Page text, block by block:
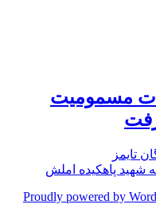
مسمومیت
تایمز
پاهکیده املش
Proudly powered by